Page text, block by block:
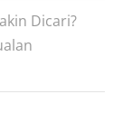
Dicari?